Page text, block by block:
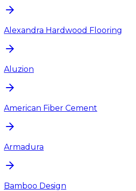
Alexandra Hardwood Flooring
Aluzion
American Fiber Cement
Armadura
Bamboo Design